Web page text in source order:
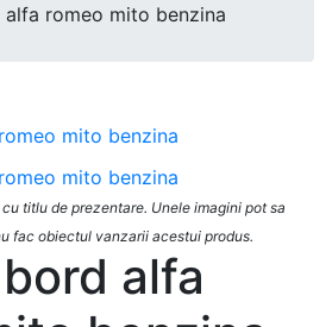
alfa romeo mito benzina
titlu de prezentare. Unele imagini pot sa
fac obiectul vanzarii acestui produs.
alfa